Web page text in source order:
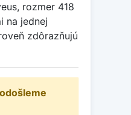
rozmer 418
na jednej
zdôrazňujú